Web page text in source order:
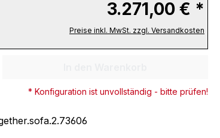
3.271,00 € *
Preise inkl. MwSt. zzgl. Versandkosten
Gib den gewünschten Wert
* Konfiguration ist unvollständig - bitte prüfen!